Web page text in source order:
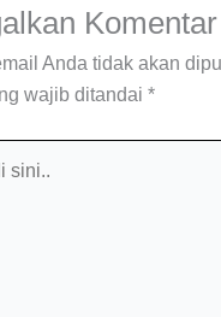
Komentar
Anda tidak akan
wajib ditandai *